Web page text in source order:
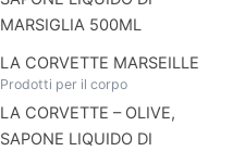
LA CORVETTE MARSEILLE
Prodotti per il corpo
LA CORVETTE – OLIVE,
SAPONE LIQUIDO DI